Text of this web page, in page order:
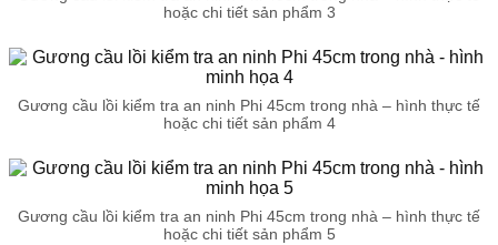
hoặc chi tiết sản phẩm 3
Gương cầu lồi kiểm tra an ninh Phi 45cm trong nhà – hình thực tế
hoặc chi tiết sản phẩm 4
Gương cầu lồi kiểm tra an ninh Phi 45cm trong nhà – hình thực tế
hoặc chi tiết sản phẩm 5